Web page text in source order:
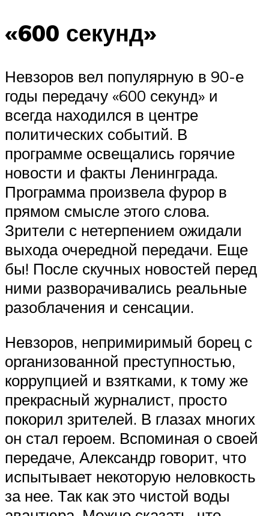
«600 секунд»
Невзоров вел популярную в 90-е
годы передачу «600 секунд» и
всегда находился в центре
политических событий. В
программе освещались горячие
новости и факты Ленинграда.
Программа произвела фурор в
прямом смысле этого слова.
Зрители с нетерпением ожидали
выхода очередной передачи. Еще
бы! После скучных новостей перед
ними разворачивались реальные
разоблачения и сенсации.
Невзоров, непримиримый борец с
организованной преступностью,
коррупцией и взятками, к тому же
прекрасный журналист, просто
покорил зрителей. В глазах многих
он стал героем. Вспоминая о своей
передаче, Александр говорит, что
испытывает некоторую неловкость
за нее. Так как это чистой воды